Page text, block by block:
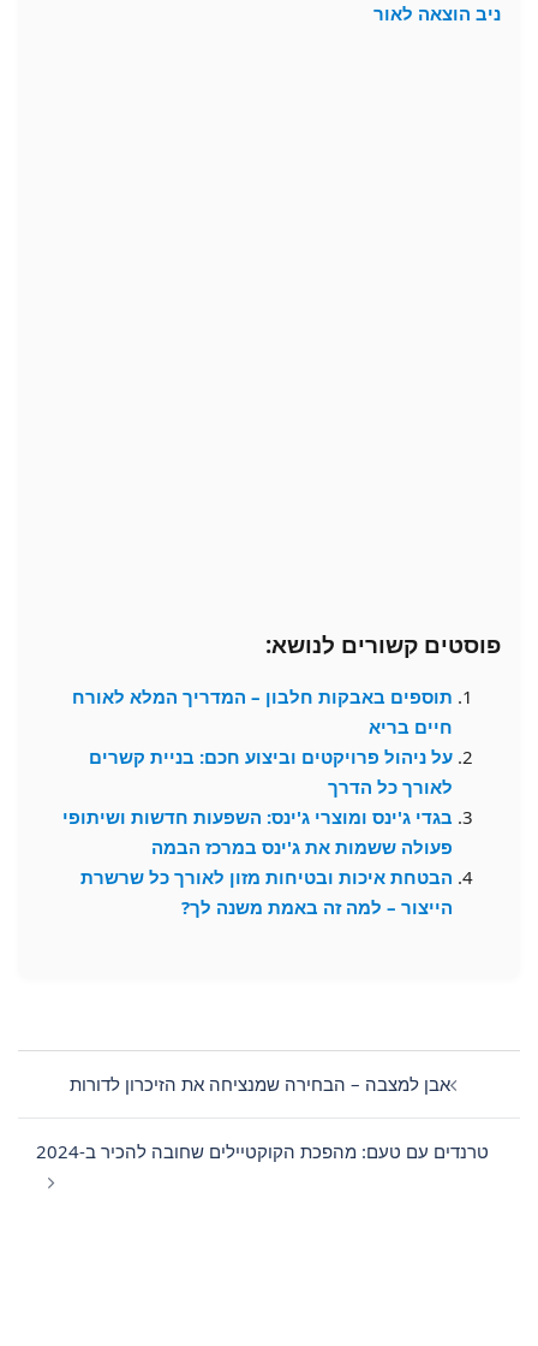
ניב הוצאה לאור
פוסטים קשורים לנושא:
תוספים באבקות חלבון – המדריך המלא לאורח
חיים בריא
על ניהול פרויקטים וביצוע חכם: בניית קשרים
לאורך כל הדרך
בגדי ג'ינס ומוצרי ג'ינס: השפעות חדשות ושיתופי
פעולה ששמות את ג'ינס במרכז הבמה
הבטחת איכות ובטיחות מזון לאורך כל שרשרת
הייצור – למה זה באמת משנה לך?
navigationאבן למצבה – הבחירה שמנציחה את הזיכרון לדורות
טרנדים עם טעם: מהפכת הקוקטיילים שחובה להכיר ב-2024